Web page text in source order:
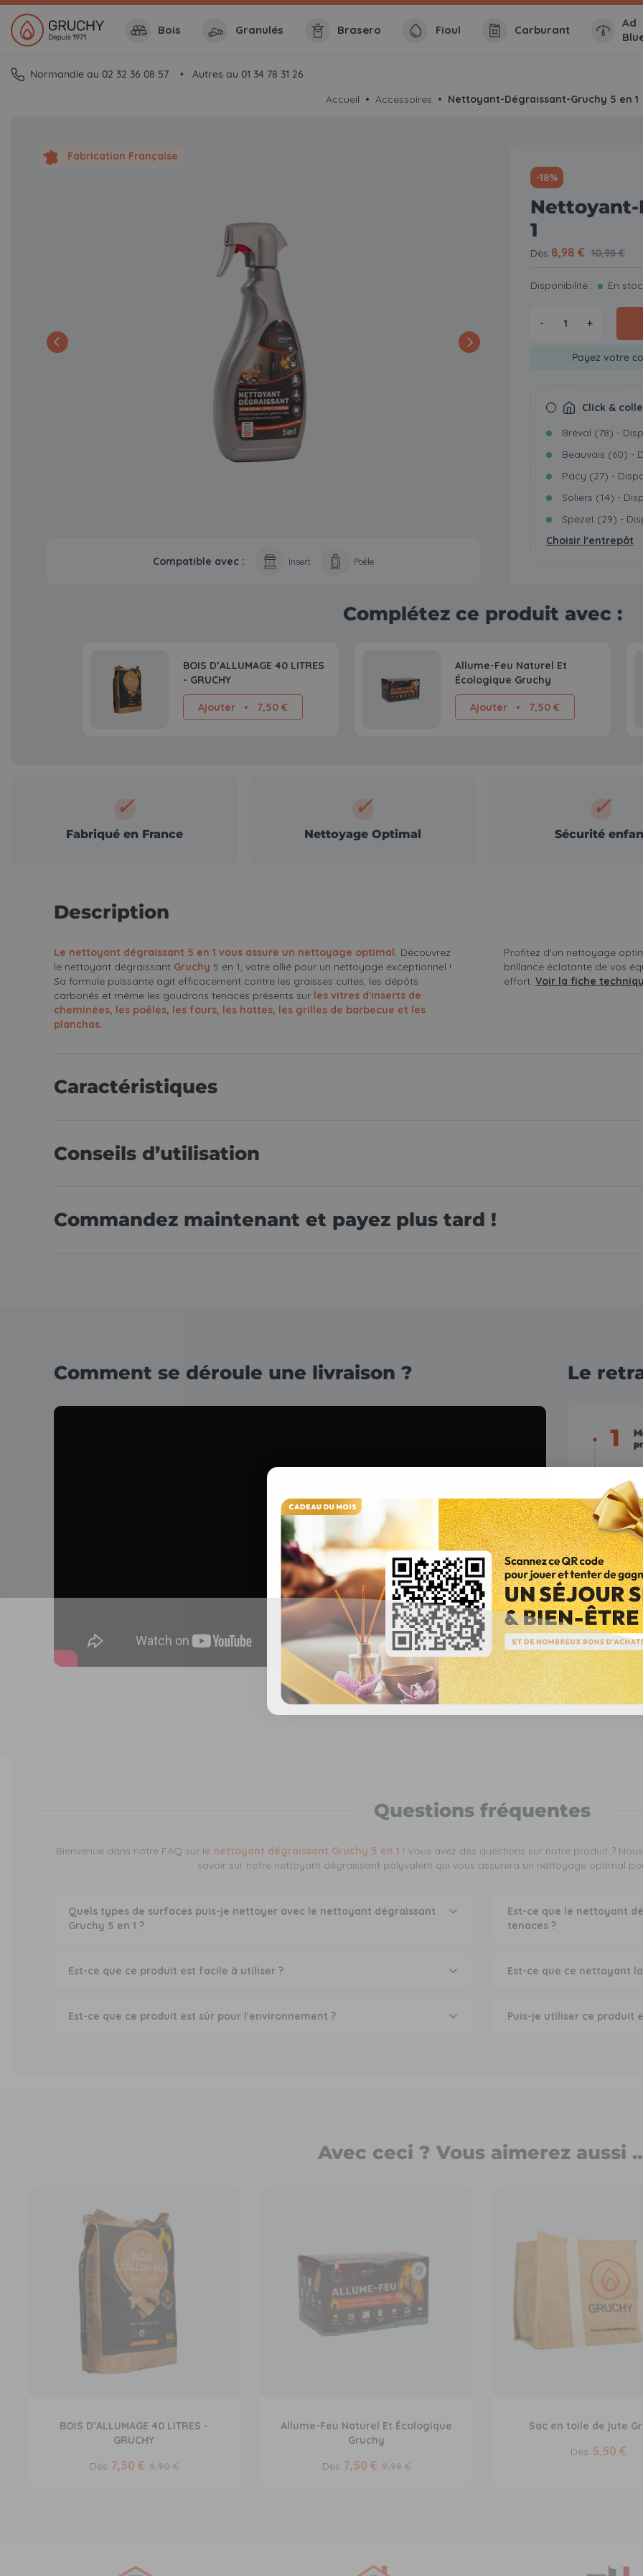
Bois Granulés Brasero Fioul Carburant
Ad
Normandie au 02 32 36 08 57 Autres au 01 34 78 31 26
Accueil Accessoires Nettoyant-Dégraissant-Gruchy 5 en 1
-18%
Nettoyant-
1
Dès 8,98 € 10,98 €
Disponibilité : En
- +
Payez votre
Click &
Bréval (78) -
Beauvais (60) -
Pacy (27) -
Soliers (14) -
Spezet (29) -
Choisir l'entrepôt
Compatible avec : Insert Poêle
Fabrication Française
Complétez ce produit avec :
BOIS D’ALLUMAGE 40 LITRES
- GRUCHY
Ajouter • 7,50 €
Allume-Feu Naturel Et
Écologique Gruchy
Ajouter • 7,50 €
✓
Fabriqué en France
✓
Nettoyage Optimal
✓
Sécurité
Description
Le nettoyant dégraissant 5 en 1 vous assure un nettoyage optimal. Découvrez
le nettoyant dégraissant Gruchy 5 en 1, votre allié pour un nettoyage exceptionnel !
Sa formule puissante agit efficacement contre les graisses cuites, les dépôts
carbonés et même les goudrons tenaces présents sur les vitres d'inserts de
cheminées, les poêles, les fours, les hottes, les grilles de barbecue et les
planchas.
Profitez d'un nettoyage
brillance éclatante de vos
effort.Voir la fiche
Caractéristiques
Conseils d’utilisation
Commandez maintenant et payez plus tard !
Comment se déroule une livraison ? Le
Questions fréquentes
Bienvenue dans notre FAQ sur le nettoyant dégraissant Gruchy 5 en 1 ! Vous avez des questions sur notre produit ?
savoir sur notre nettoyant dégraissant polyvalent qui vous assurera un nettoyage optimal
Quels types de surfaces puis-je nettoyer avec le nettoyant dégraissant
Gruchy 5 en 1 ?
Est-ce que le nettoyant
tenaces ?
Est-ce que ce produit est facile à utiliser ? Est-ce que ce nettoyant
Est-ce que ce produit est sûr pour l'environnement ? Puis-je utiliser ce produit
Avec ceci ? Vous aimerez aussi
BOIS D’ALLUMAGE 40 LITRES -
GRUCHY
Dès 7,50 € 9,90 €
Allume-Feu Naturel Et Écologique
Gruchy
Dès 7,50 € 9,98 €
Sac en toile de jute
Dès 5,50 €